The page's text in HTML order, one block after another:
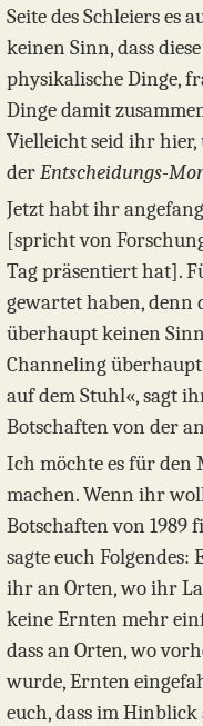
Seite des Schleiers es
keinen Sinn, dass
physikalische Dinge,
Dinge damit
Vielleicht seid ihr
derEntscheidungs-
Jetzt habt ihr
[spricht von
Tag präsentiert hat].
gewartet haben, denn
überhaupt keinen
Channeling
auf dem Stuhl«, sagt
Botschaften von der
Ich möchte es für den
machen. Wenn ihr
Botschaften von 1989
sagte euch Folgendes:
ihr an Orten, wo ihr
keine Ernten mehr
dass an Orten, wo
wurde, Ernten
euch, dass im Hinblick